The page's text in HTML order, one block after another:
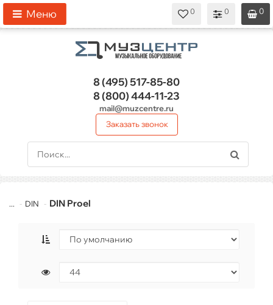
0
0
0
Меню
8 (495)517-85-80
8 (800)444-11-23
mail@muzcentre.ru
Заказать звонок
... DIN DIN Proel